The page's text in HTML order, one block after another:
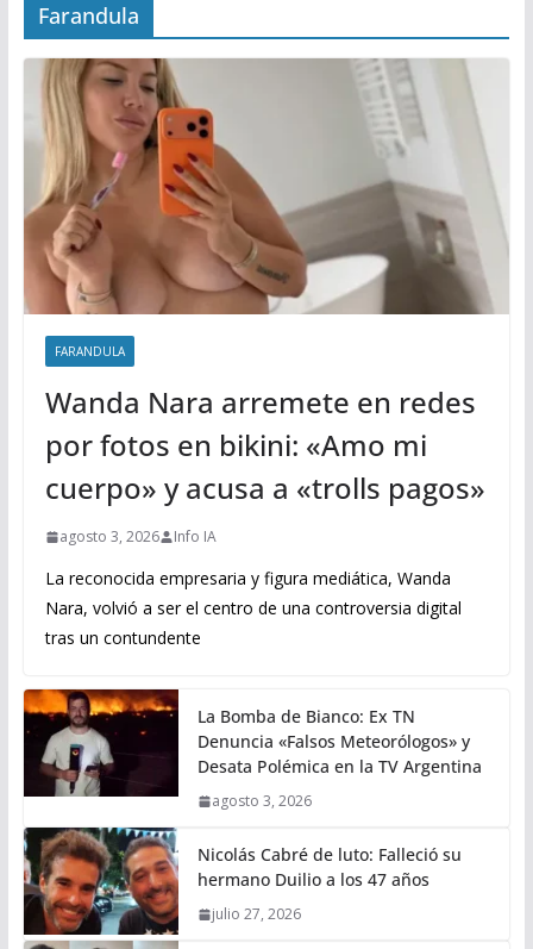
Farandula
FARANDULA
Wanda Nara arremete en redes
por fotos en bikini: «Amo mi
cuerpo» y acusa a «trolls pagos»
agosto 3, 2026 Info IA
La reconocida empresaria y figura mediática, Wanda
Nara, volvió a ser el centro de una controversia digital
tras un contundente
La Bomba de Bianco: Ex TN
Denuncia «Falsos Meteorólogos» y
Desata Polémica en la TV Argentina
agosto 3, 2026
Nicolás Cabré de luto: Falleció su
hermano Duilio a los 47 años
julio 27, 2026